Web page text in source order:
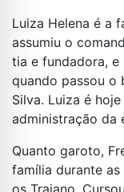
Luiza Helena é a
assumiu o
tia e fundadora, e
quando passou o
Silva. Luiza é
administração da
Quanto garoto,
família durante
os Trajano.